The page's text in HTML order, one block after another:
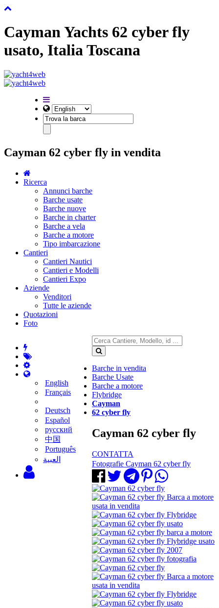
Cayman Yachts 62 cyber fly
usato, Italia Toscana
Cayman 62 cyber fly in vendita
Ricerca
Annunci barche
Barche usate
Barche nuove
Barche in charter
Barche a vela
Barche a motore
Tipo imbarcazione
Cantieri
Cantieri Nautici
Cantieri e Modelli
Cantieri Expo
Aziende
Venditori
Tutte le aziende
Quotazioni
Foto
English
Français
Deutsch
Español
русский
中国
Português
‫العبية
Barche in vendita
Barche Usate
Barche a motore
Flybridge
Cayman
62 cyber fly
Cayman 62 cyber fly
CONTATTA
Fotografie Cayman 62 cyber fly